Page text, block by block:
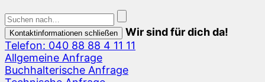
Kontaktinformationen schließen
Wir sind für dich da!
Telefon: 040 88 88 4 11 11
Allgemeine Anfrage
Buchhalterische Anfrage